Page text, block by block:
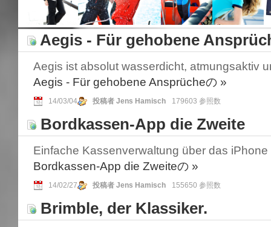
Aegis - Für gehobene
Aegis ist absolut wasserdicht, atmungsaktiv
Aegis - Für gehobene Ansprücheの »
14/03/04 投稿者 Jens Hamisch 179603 参照数
Bordkassen-App die Zweite
Einfache Kassenverwaltung über das iPhone
Bordkassen-App die Zweiteの »
14/02/27 投稿者 Jens Hamisch 155650 参照数
Brimble, der Klassiker.